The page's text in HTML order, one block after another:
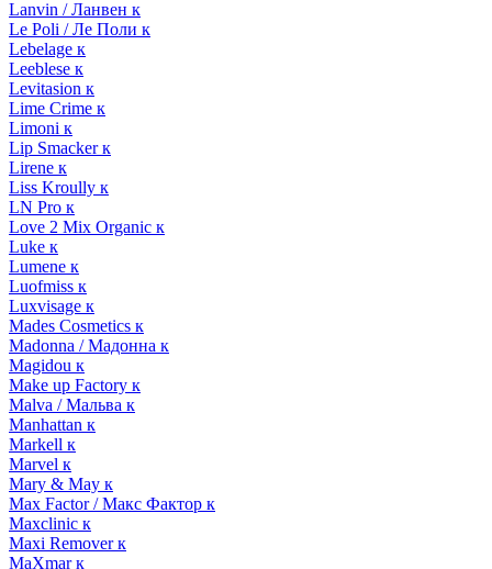
Lanvin / Ланвен к
Le Poli / Ле Поли к
Lebelage к
Leeblese к
Levitasion к
Lime Crime к
Limoni к
Lip Smacker к
Lirene к
Liss Kroully к
LN Pro к
Love 2 Mix Organic к
Luke к
Lumene к
Luofmiss к
Luxvisage к
Mades Cosmetics к
Madonna / Мадонна к
Magidou к
Make up Factory к
Malva / Мальва к
Manhattan к
Markell к
Marvel к
Mary & May к
Max Factor / Макс Фактор к
Maxclinic к
Maxi Remover к
MaXmar к